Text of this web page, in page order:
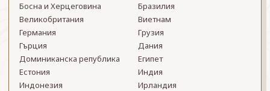
Босна и Херцеговина
Бразилия
Великобритания
Виетнам
Германия
Грузия
Гърция
Дания
Доминиканска република
Египет
Естония
Индия
Индонезия
Ирландия